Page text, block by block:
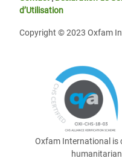
d’Utilisation
Copyright © 2023 Oxfam
Oxfam International is